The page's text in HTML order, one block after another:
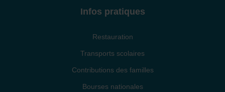
Infos pratiques
Restauration
Transports scolaires
Contributions des familles
Bourses nationales